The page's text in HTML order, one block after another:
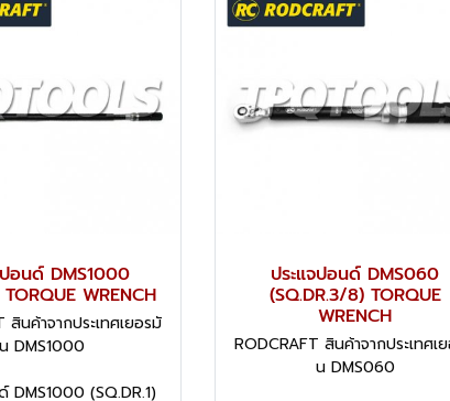
อนด์ DMS1000
TORQUE WRENCH
สินค้าจากประเทศเยอรมั
น DMS1000
DMS1000 (SQ.DR.1)
ประแจปอนด์ DMS060
(SQ.DR.3/8) TORQUE
WRENCH
RODCRAFT สินค้าจากประเทศเ
น DMS060